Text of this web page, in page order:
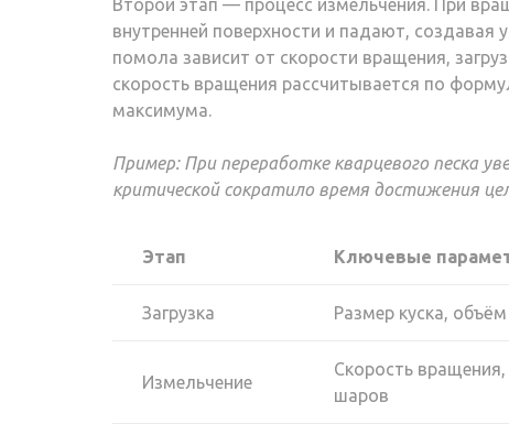
Второй этап — процесс измельчения. При
внутренней поверхности и падают, создавая
помола зависит от скорости вращения,
скорость вращения рассчитывается по
максимума.
Пример: При переработке кварцевого песка
критической сократило время достижения
Этап Ключевые
Загрузка Размер куска, объём
Измельчение
Скорость вращения,
шаров